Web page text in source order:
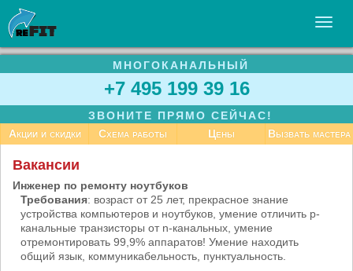
УСЛУГИ
БИЗНЕСУ
СТАТЬИ
КОНТАКТЫ
МНОГОКАНАЛЬНЫЙ
+7 495 199 39 16
ЗВОНИТЕ ПРЯМО СЕЙЧАС!
Акции и скидки
Схема работы Цены Вызвать мастера
Вакансии
Инженер по ремонту ноутбуков
Требования: возраст от 25 лет, прекрасное знание
устройства компьютеров и ноутбуков, умение отличить p-
канальные транзисторы от n-канальных, умение
отремонтировать 99,9% аппаратов! Умение находить
общий язык, коммуникабельность, пунктуальность.